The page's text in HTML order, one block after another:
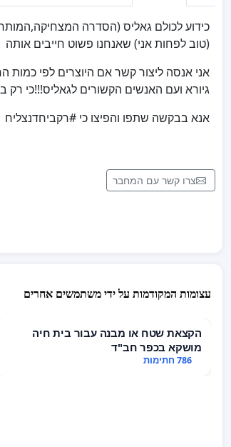
(טוב לפחות אני) שאנחנו פשוט חייבים אותה
אני אנסה ליצור קשר אם היוצרים לפי
גיורא ועם האנשים הקשורים לגאליס!!!כי רק
אנא בבקשה שתפו והפיצו כי #רקביחדנצליח
צרו קשר עם המחבר
עצומות המקודמות על ידי משתמשים אחרים
הקצאת שטח או מבנה עבור בית חיה
מושקא בכפר חב"ד
786 חתימות